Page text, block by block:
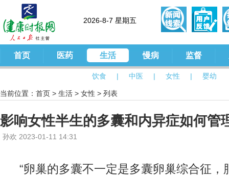
2026-8-7 星期五
首页 医药 生活
饮食 | 中医 | 女性 | 婴幼
慢病 监督
当前位置： 首页 > 生活 > 女性 > 列表
影响女性半生的多囊和内异症如何管
孙欢 2023-01-11 14:31
“卵巢的多囊不一定是多囊卵巢综合征，